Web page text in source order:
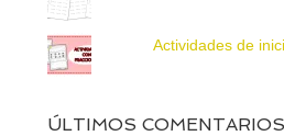
Actividades de
ÚLTIMOS COMENTARIOS